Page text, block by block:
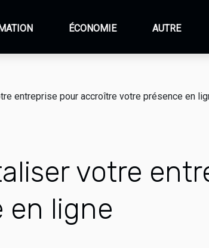
ÉCONOMIE AUTRE
entreprise pour accroître votre présence en
votre
en ligne